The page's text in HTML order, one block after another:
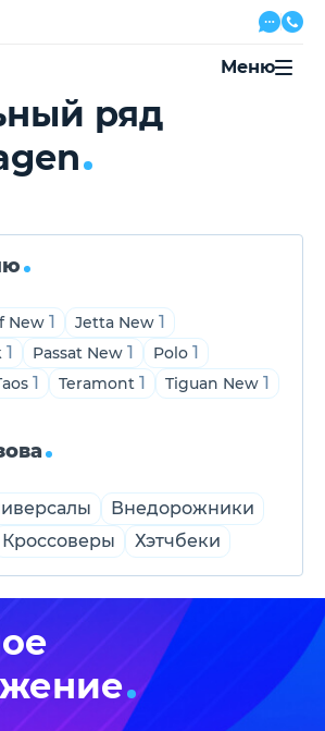
8 800 500-03-23
по 20:00, без выходных
Меню
ряд
New 1 Jetta New 1
1 Passat New 1 Polo 1
1 Teramont 1 Tiguan New 1
Внедорожники
Кроссоверы Хэтчбеки